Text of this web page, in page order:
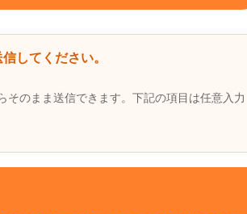
してください。
のまま送信できます。下記の項目は任意入力